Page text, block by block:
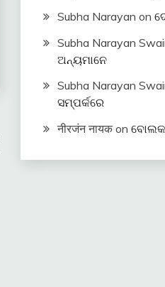
Subha Narayan on
Subha Narayan
ଅନ୍ୟମାନେ
Subha Narayan
ସମ୍ପର୍କରେ
नीरजंन नायकon